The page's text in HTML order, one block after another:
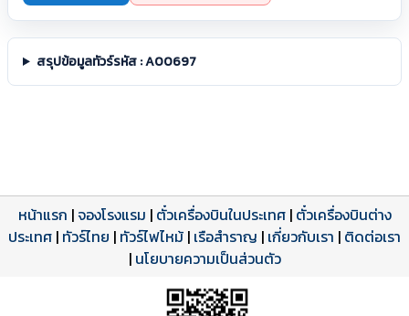
สรุปข้อมูลทัวร์รหัส : A00697
โปรแกรมทัวร์
ดาวน์โหลด PDF
รีวิวลูกค้าจริง
รีวิวจาก eTravelWay
เปิดหน้าเต็ม
ใบอนุญาตนำเที่ยว
เลขที่ 11/11450
เปิดหน้าเต็ม
หน้าแรก |จองโรงแรม | ตั๋วเครื่องบินในประเทศ| ตั๋วเครื่องบินต่าง
ประเทศ | ทัวร์ไทย | ทัวร์ไฟไหม้ | เรือสำราญ | เกี่ยวกับเรา | ติดต่อเรา
| นโยบายความเป็นส่วนตัว